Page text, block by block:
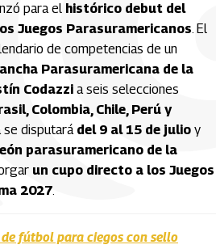
para el histórico debut del
Juegos Parasuramericanos. El
de competencias de un
Parasuramericana de la
Codazzi a seis selecciones
Colombia, Chile, Perú y
se disputará del 9 al 15 de julio y
parasuramericano de la
un cupo directo a los Juegos
2027.
fútbol para ciegos con sello